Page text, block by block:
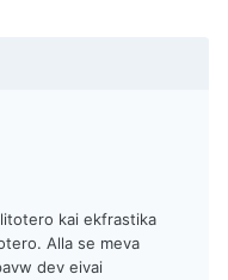
kai ekfrastika
Alla se meva
dev eivai